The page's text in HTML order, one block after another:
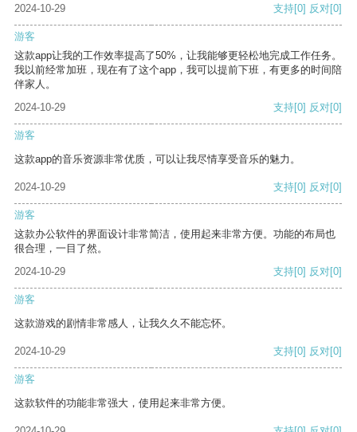
2024-10-29 支持[0] 反对[0]
游客
这款app让我的工作效率提高了50%，让我能够更轻松地完成工作任务。
我以前经常加班，现在有了这个app，我可以提前下班，有更多的时间陪
伴家人。
2024-10-29
支持[0] 反对[0]
游客
这款app的音乐资源非常优质，可以让我尽情享受音乐的魅力。
2024-10-29 支持[0] 反对[0]
游客
这款办公软件的界面设计非常简洁，使用起来非常方便。功能的布局也
很合理，一目了然。
2024-10-29
支持[0] 反对[0]
游客
这款游戏的剧情非常感人，让我久久不能忘怀。
2024-10-29 支持[0] 反对[0]
游客
这款软件的功能非常强大，使用起来非常方便。